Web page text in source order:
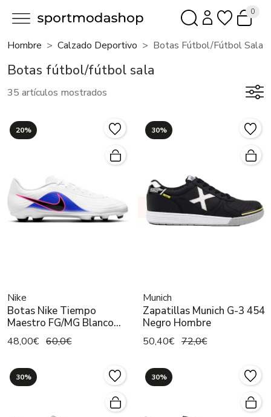
0
Hombre Calzado Deportivo Botas Fútbol/fútbol Sala
Botas fútbol/fútbol sala
35 artículos mostrados
20%
Nike
Botas Nike Tiempo
Maestro FG/MG Blanco
Hombre
48,00€ 60,0€
30%
Munich
Zapatillas Munich G-3 454
Negro Hombre
50,40€ 72,0€
30% 30%